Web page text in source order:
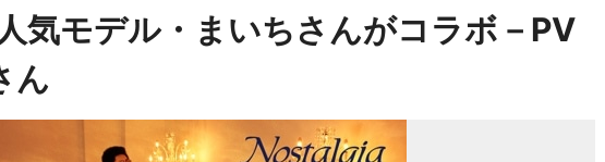
気モデル・まいちさんがコラボ－PV
ん